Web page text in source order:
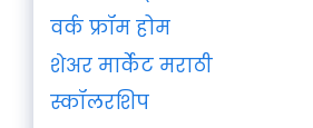
वर्क फ्रॉम होम
शेअर मार्केट मराठी
स्कॉलरशिप